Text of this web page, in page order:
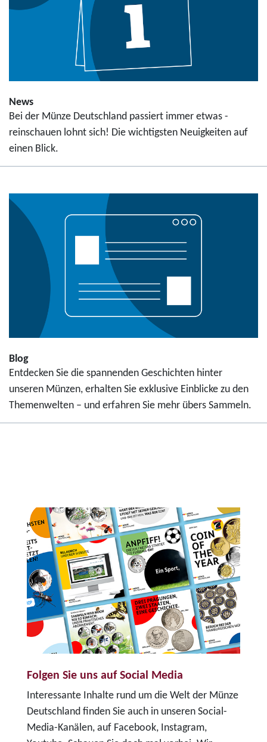
News
Bei der Münze Deutschland passiert immer etwas -
reinschauen lohnt sich! Die wichtigsten Neuigkeiten auf
einen Blick.
Blog
Entdecken Sie die spannenden Geschichten hinter
unseren Münzen, erhalten Sie exklusive Einblicke zu den
Themenwelten – und erfahren Sie mehr übers Sammeln.
Folgen Sie uns auf Social Media
Interessante Inhalte rund um die Welt der Münze
Deutschland finden Sie auch in unseren Social-
Media-Kanälen, auf Facebook, Instagram,